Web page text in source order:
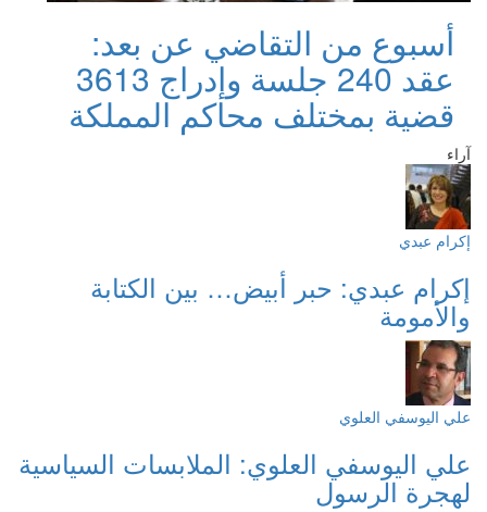
أسبوع من التقاضي عن بعد:
عقد 240 جلسة وإدراج 3613
قضية بمختلف محاكم المملكة
آراء
إكرام عبدي
إكرام عبدي: حبر أبيض… بين الكتابة
والأمومة
علي اليوسفي العلوي
علي اليوسفي العلوي: الملابسات السياسية
لهجرة الرسول